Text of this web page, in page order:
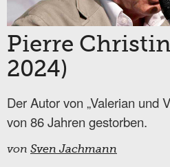
Pierre
2024)
Der Autor von „Valerian und
von 86 Jahren gestorben.
von Sven Jachmann